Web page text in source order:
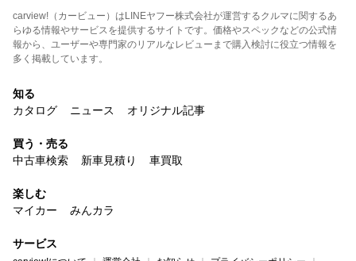
carview!（カービュー）はLINEヤフー株式会社が運営するクルマに関するあ
らゆる情報やサービスを提供するサイトです。価格やスペックなどの公式情
報から、ユーザーや専門家のリアルなレビューまで購入検討に役立つ情報を
多く掲載しています。
知る
カタログ
ニュース オリジナル記事
買う・売る
中古車検索
新車見積り 車買取
楽しむ
マイカー
みんカラ
サービス